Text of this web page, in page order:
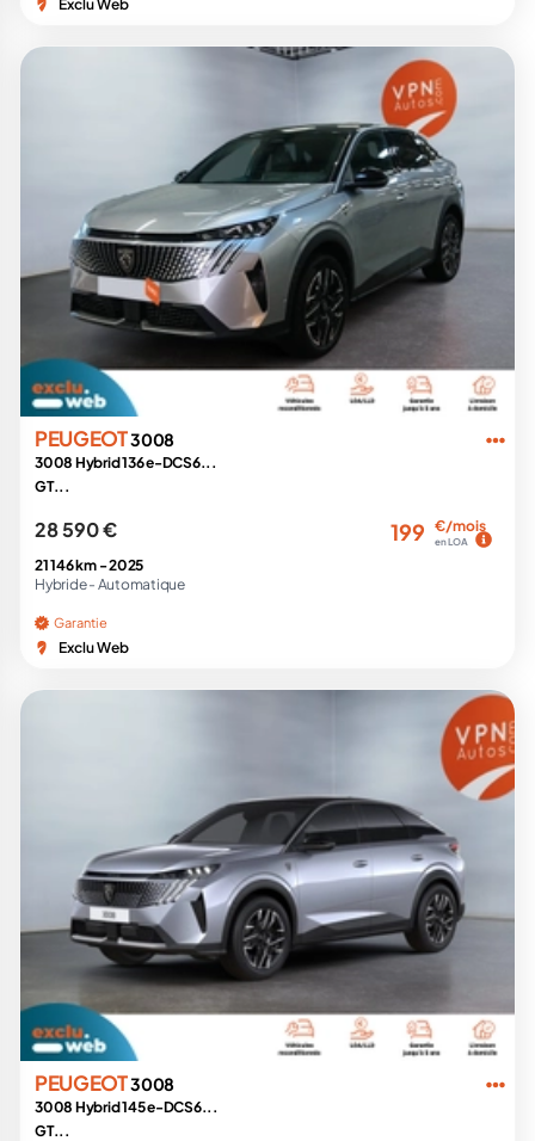
Exclu Web
PEUGEOT3008
3008 Hybrid 136 e-DCS6...
GT...
28 590 € 199 €/mois
en LOA
21 146 km -2025
Hybride - Automatique
Garantie
Exclu Web
PEUGEOT3008
3008 Hybrid 145 e-DCS6...
GT...